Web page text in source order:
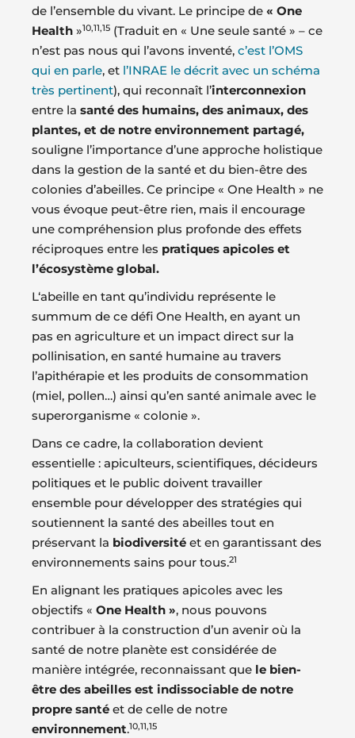
de l’ensemble du vivant. Le principe de « One
Health »10,11,15 (Traduit en « Une seule santé » – ce
n’est pas nous qui l’avons inventé, c’est l’OMS
qui en parle, et l’INRAE le décrit avec un schéma
très pertinent), qui reconnaît l’interconnexion
entre la santé des humains, des animaux, des
plantes, et de notre environnement partagé,
souligne l’importance d’une approche holistique
dans la gestion de la santé et du bien-être des
colonies d’abeilles. Ce principe « One Health » ne
vous évoque peut-être rien, mais il encourage
une compréhension plus profonde des effets
réciproques entre les pratiques apicoles et
l’écosystème global.
L‘abeille en tant qu’individu représente le
summum de ce défi One Health, en ayant un
pas en agriculture et un impact direct sur la
pollinisation, en santé humaine au travers
l’apithérapie et les produits de consommation
(miel, pollen…) ainsi qu’en santé animale avec le
superorganisme « colonie ».
Dans ce cadre, la collaboration devient
essentielle : apiculteurs, scientifiques, décideurs
politiques et le public doivent travailler
ensemble pour développer des stratégies qui
soutiennent la santé des abeilles tout en
préservant la biodiversité et en garantissant des
environnements sains pour tous.21
En alignant les pratiques apicoles avec les
objectifs « One Health », nous pouvons
contribuer à la construction d’un avenir où la
santé de notre planète est considérée de
manière intégrée, reconnaissant que le bien-
être des abeilles est indissociable de notre
propre santé et de celle de notre
environnement.10,11,15